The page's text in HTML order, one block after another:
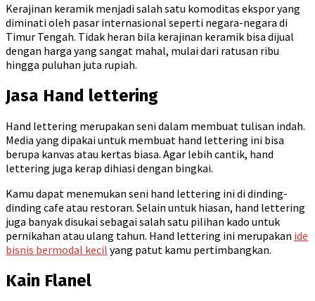
Kerajinan keramik menjadi salah satu komoditas ekspor yang
diminati oleh pasar internasional seperti negara-negara di
Timur Tengah. Tidak heran bila kerajinan keramik bisa dijual
dengan harga yang sangat mahal, mulai dari ratusan ribu
hingga puluhan juta rupiah.
Jasa Hand lettering
Hand lettering merupakan seni dalam membuat tulisan indah.
Media yang dipakai untuk membuat hand lettering ini bisa
berupa kanvas atau kertas biasa. Agar lebih cantik, hand
lettering juga kerap dihiasi dengan bingkai.
Kamu dapat menemukan seni hand lettering ini di dinding-
dinding cafe atau restoran. Selain untuk hiasan, hand lettering
juga banyak disukai sebagai salah satu pilihan kado untuk
pernikahan atau ulang tahun. Hand lettering ini merupakan ide
bisnis bermodal kecil yang patut kamu pertimbangkan.
Kain Flanel